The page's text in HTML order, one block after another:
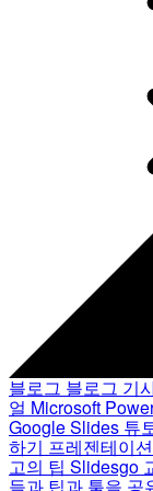
블로그 블로그 기
얼 Microsoft
Google Slides 튜
하기 프레젠테이
고의 팁 Slidesgo